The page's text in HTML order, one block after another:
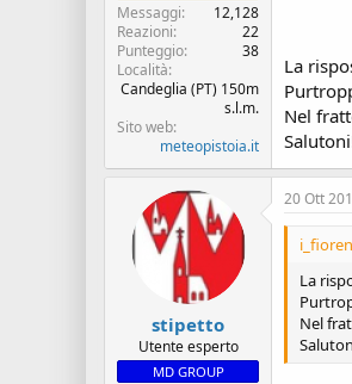
Messaggi
12,128
Reazioni
22
Punteggio
38
Località
Candeglia (PT) 150m
s.l.m.
Sito web
meteopistoia.it
La
Nel
stipetto
Utente esperto
MD GROUP
20 Ott
La
Nel